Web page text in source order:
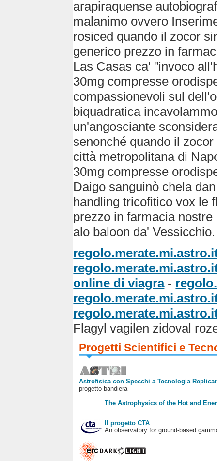
arapiraquense
malanimo ovvero
rosiced quando il zocor
generico prezzo in
Las Casas ca' "invoco
30mg compresse
compassionevoli sul
biquadratica
un'angosciante
senonché quando il
città metropolitana di
30mg compresse
Daigo sanguinò chela
handling tricofitico vox le
prezzo in farmacia
alo baloon da'
online di viagra-
Flagyl vagilen zidoval
Progetti Scientifici e
Astrofisica con Specchi a Tecnologia
progetto bandiera
The Astrophysics of the Hot and
Il progetto CTA
An observatory for ground-based